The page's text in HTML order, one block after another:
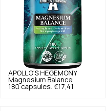
APOLLO'S HEGEMONY
Magnesium Balance
180 capsules. €17,41